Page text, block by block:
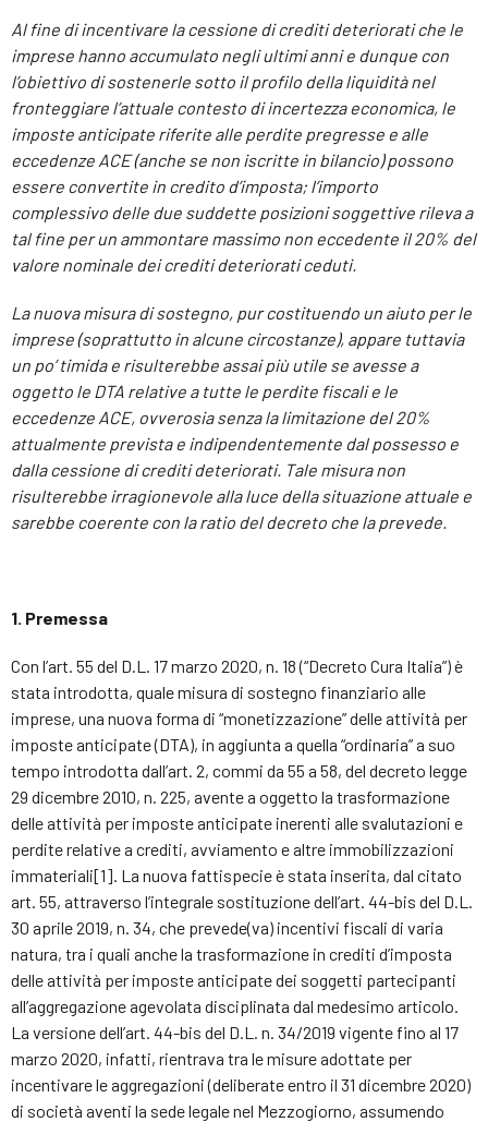
Al fine di incentivare la cessione di crediti deteriorati che le
imprese hanno accumulato negli ultimi anni e dunque con
l’obiettivo di sostenerle sotto il profilo della liquidità nel
fronteggiare l’attuale contesto di incertezza economica, le
imposte anticipate riferite alle perdite pregresse e alle
eccedenze ACE (anche se non iscritte in bilancio) possono
essere convertite in credito d’imposta; l’importo
complessivo delle due suddette posizioni soggettive rileva a
tal fine per un ammontare massimo non eccedente il 20% del
valore nominale dei crediti deteriorati ceduti.
La nuova misura di sostegno, pur costituendo un aiuto per le
imprese (soprattutto in alcune circostanze), appare tuttavia
un po’ timida e risulterebbe assai più utile se avesse a
oggetto le DTA relative a tutte le perdite fiscali e le
eccedenze ACE, ovverosia senza la limitazione del 20%
attualmente prevista e indipendentemente dal possesso e
dalla cessione di crediti deteriorati. Tale misura non
risulterebbe irragionevole alla luce della situazione attuale e
sarebbe coerente con la ratio del decreto che la prevede.
1. Premessa
Con l’art. 55 del D.L. 17 marzo 2020, n. 18 (“Decreto Cura Italia”) è
stata introdotta, quale misura di sostegno finanziario alle
imprese, una nuova forma di “monetizzazione” delle attività per
imposte anticipate (DTA), in aggiunta a quella “ordinaria” a suo
tempo introdotta dall’art. 2, commi da 55 a 58, del decreto legge
29 dicembre 2010, n. 225, avente a oggetto la trasformazione
delle attività per imposte anticipate inerenti alle svalutazioni e
perdite relative a crediti, avviamento e altre immobilizzazioni
immateriali[1]. La nuova fattispecie è stata inserita, dal citato
art. 55, attraverso l’integrale sostituzione dell’art. 44-bis del D.L.
30 aprile 2019, n. 34, che prevede(va) incentivi fiscali di varia
natura, tra i quali anche la trasformazione in crediti d’imposta
delle attività per imposte anticipate dei soggetti partecipanti
all’aggregazione agevolata disciplinata dal medesimo articolo.
La versione dell’art. 44-bis del D.L. n. 34/2019 vigente fino al 17
marzo 2020, infatti, rientrava tra le misure adottate per
incentivare le aggregazioni (deliberate entro il 31 dicembre 2020)
di società aventi la sede legale nel Mezzogiorno, assumendo